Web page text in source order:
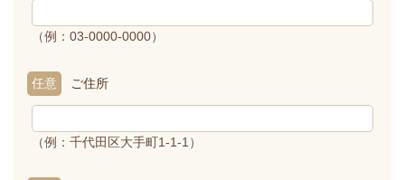
（例：03-0000-0000）
ご住所
任意
（例：千代田区大手町1-1-1）